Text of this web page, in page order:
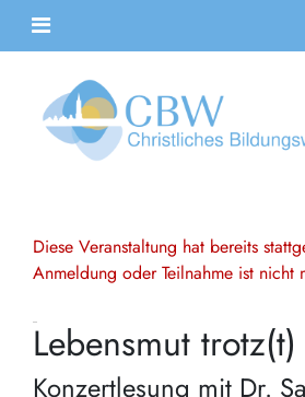
Diese Veranstaltung hat bereits
Anmeldung oder Teilnahme ist nicht
Lebensmut
Konzertlesung mit Dr.